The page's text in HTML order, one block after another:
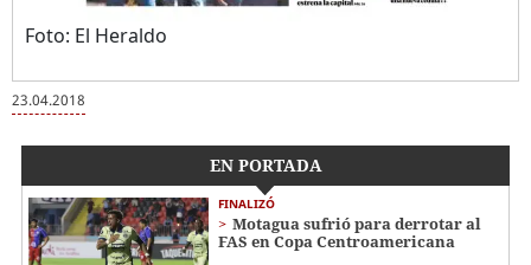
Foto: El Heraldo
23.04.2018
EN PORTADA
FINALIZÓ
Motagua sufrió para derrotar al
FAS en Copa Centroamericana